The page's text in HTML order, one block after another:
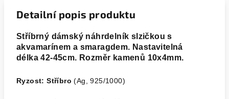
Detailní popis produktu
Stříbrný dámský náhrdelník slzičkou s
akvamarínem a smaragdem. Nastavitelná
délka 42-45cm. Rozměr kamenů 10x4mm.
Ryzost: Stříbro(Ag, 925/1000)